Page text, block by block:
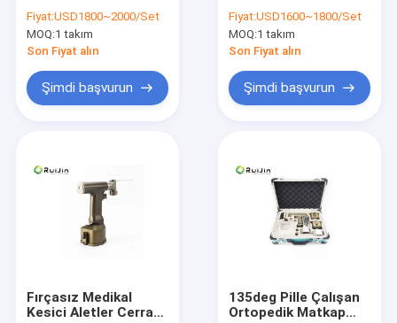
Matkap Yeniden
Kullanılabilir
Fiyat:USD1800~2000/Set
MOQ:1 takım
Son Fiyat alın
Şimdi başvurun
Elektrikli Salıncak
Testere
Fiyat:USD1600~1800/Set
MOQ:1 takım
Son Fiyat alın
Şimdi başvurun
Fırçasız Medikal
Kesici Aletler Cerrahi
135deg Pille Çalışan
Ortopedik Matkap